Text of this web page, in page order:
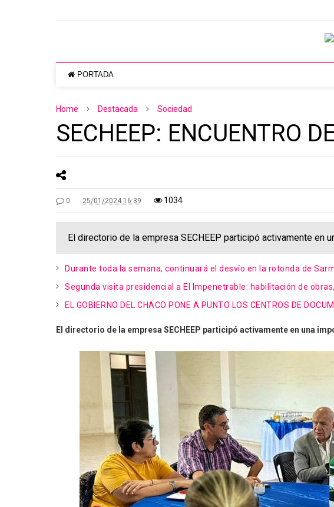
PORTADA
Home Destacada Sociedad
SECHEEP: ENCUENTRO
0 25/01/2024 16:39 1034
El directorio de la empresa SECHEEP participó activamente en
Durante toda la semana, continuará el desvío en la rotonda de
Segunda visita presidencial a El Impenetrable: habilitación de
EL GOBIERNO DEL CHACO PONE A PUNTO LOS CENTROS DE
El directorio de la empresa SECHEEP participó activamente en una